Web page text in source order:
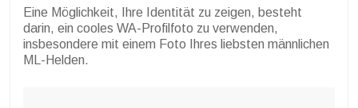
Eine Möglichkeit, Ihre Identität zu zeigen, besteht
darin, ein cooles WA-Profilfoto zu verwenden,
insbesondere mit einem Foto Ihres liebsten männlichen
ML-Helden.